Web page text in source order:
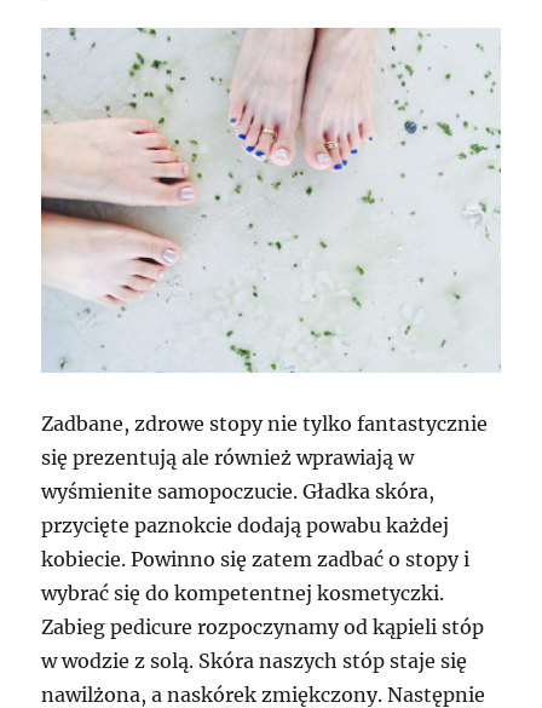
Zadbane, zdrowe stopy nie tylko fantastycznie
się prezentują ale również wprawiają w
wyśmienite samopoczucie. Gładka skóra,
przycięte paznokcie dodają powabu każdej
kobiecie. Powinno się zatem zadbać o stopy i
wybrać się do kompetentnej kosmetyczki.
Zabieg pedicure rozpoczynamy od kąpieli stóp
w wodzie z solą. Skóra naszych stóp staje się
nawilżona, a naskórek zmiękczony. Następnie